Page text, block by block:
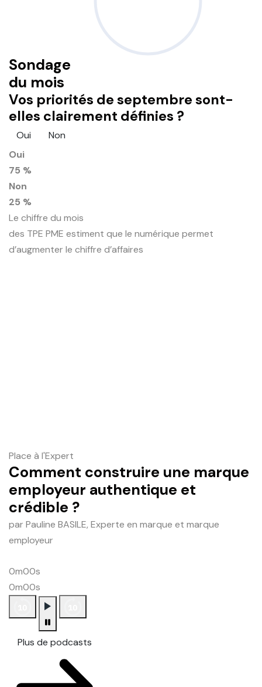
Sondage
du mois
Vos priorités de septembre sont-
elles clairement définies ?
Oui
Non
Oui
75 %
Non
25 %
Le chiffre du mois
des TPE PME estiment que le numérique permet
d’augmenter le chiffre d’affaires
Place à l'Expert
Comment construire une marque
employeur authentique et
crédible ?
par Pauline BASILE, Experte en marque et marque
employeur
0m00s
0m00s
Plus de podcasts